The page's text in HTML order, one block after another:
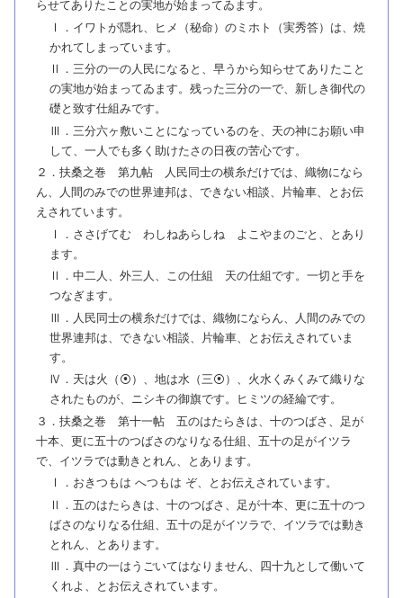
らせてありたことの実地が始まってゐます。
Ⅰ．イワトが隠れ、ヒメ（秘命）のミホト（実秀答）は、焼
かれてしまっています。
Ⅱ．三分の一の人民になると、早うから知らせてありたこと
の実地が始まってゐます。残った三分の一で、新しき御代の
礎と致す仕組みです。
Ⅲ．三分六ヶ敷いことになっているのを、天の神にお願い申
して、一人でも多く助けたさの日夜の苦心です。
２．扶桑之巻 第九帖 人民同士の横糸だけでは、織物になら
ん、人間のみでの世界連邦は、できない相談、片輪車、とお伝
えされています。
Ⅰ．ささげてむ わしねあらしね よこやまのごと、とあり
ます。
Ⅱ．中二人、外三人、この仕組 天の仕組です。一切と手を
つなぎます。
Ⅲ．人民同士の横糸だけでは、織物にならん、人間のみでの
世界連邦は、できない相談、片輪車、とお伝えされていま
す。
Ⅳ．天は火（⦿）、地は水（三⦿）、火水くみくみて織りな
されたものが、ニシキの御旗です。ヒミツの経綸です。
３．扶桑之巻 第十一帖 五のはたらきは、十のつばさ、足が
十本、更に五十のつばさのなりなる仕組、五十の足がイツラ
で、イツラでは動きとれん、とあります。
Ⅰ．おきつもは へつもは ぞ、とお伝えされています。
Ⅱ．五のはたらきは、十のつばさ、足が十本、更に五十のつ
ばさのなりなる仕組、五十の足がイツラで、イツラでは動き
とれん、とあります。
Ⅲ．真中の一はうごいてはなりません、四十九として働いて
くれよ、とお伝えされています。